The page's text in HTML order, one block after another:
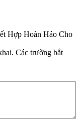
Hợp Hoàn Hảo Cho
Các trường bắt